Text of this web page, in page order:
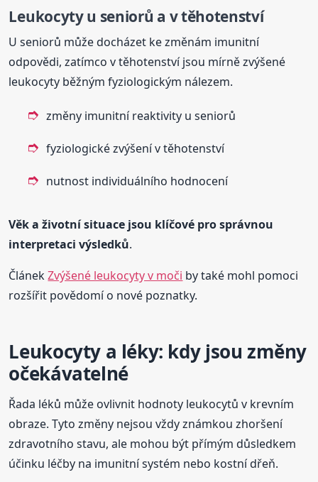
Leukocyty u seniorů a v těhotenství
U seniorů může docházet ke změnám imunitní
odpovědi, zatímco v těhotenství jsou mírně zvýšené
leukocyty běžným fyziologickým nálezem.
změny imunitní reaktivity u seniorů
fyziologické zvýšení v těhotenství
nutnost individuálního hodnocení
Věk a životní situace jsou klíčové pro správnou
interpretaci výsledků.
ČlánekZvýšené leukocyty v moči by také mohl pomoci
rozšířit povědomí o nové poznatky.
Leukocyty a léky: kdy jsou změny
očekávatelné
Řada léků může ovlivnit hodnoty leukocytů v krevním
obraze. Tyto změny nejsou vždy známkou zhoršení
zdravotního stavu, ale mohou být přímým důsledkem
účinku léčby na imunitní systém nebo kostní dřeň.